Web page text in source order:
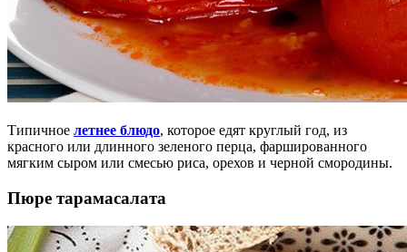
Типичное летнее блюдо, которое едят круглый год, из
красного или длинного зеленого перца, фаршированного
мягким сыром или смесью риса, орехов и черной смородины.
Пюре тарамасалата